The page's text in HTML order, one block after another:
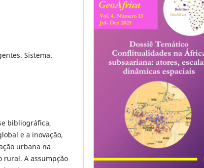
Sistema.
bibliográfica,
e a inovação,
urbana na
rural. A assumpção